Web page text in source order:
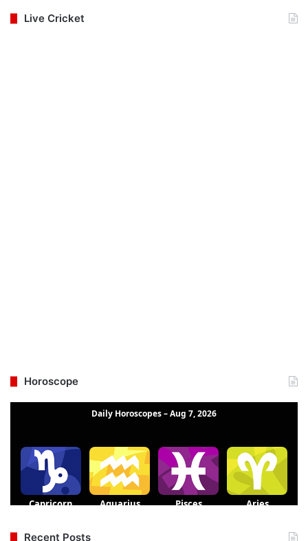
Live Cricket
Horoscope
Recent Posts